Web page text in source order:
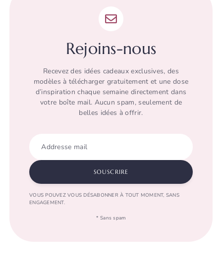
Rejoins-nous
Recevez des idées cadeaux exclusives, des
modèles à télécharger gratuitement et une dose
d’inspiration chaque semaine directement dans
votre boîte mail. Aucun spam, seulement de
belles idées à offrir.
Addresse mail
SOUSCRIRE
VOUS POUVEZ VOUS DÉSABONNER À TOUT MOMENT, SANS
ENGAGEMENT.
* Sans spam